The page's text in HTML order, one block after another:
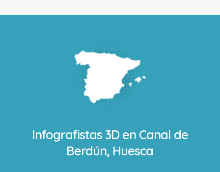
Infografistas 3D en Canal de
Berdún, Huesca